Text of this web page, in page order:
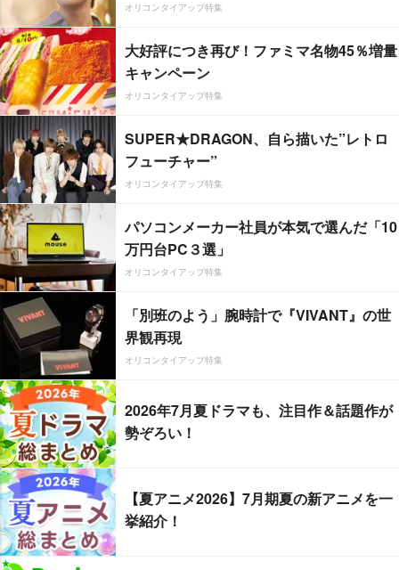
オリコンタイアップ特集
大好評につき再び！ファミマ名物45％増量
キャンペーン
オリコンタイアップ特集
SUPER★DRAGON、自ら描いた”レトロ
フューチャー”
オリコンタイアップ特集
パソコンメーカー社員が本気で選んだ「10
万円台PC３選」
オリコンタイアップ特集
「別班のよう」腕時計で『VIVANT』の世
界観再現
オリコンタイアップ特集
2026年7月夏ドラマも、注目作＆話題作が
勢ぞろい！
【夏アニメ2026】7月期夏の新アニメを一
挙紹介！